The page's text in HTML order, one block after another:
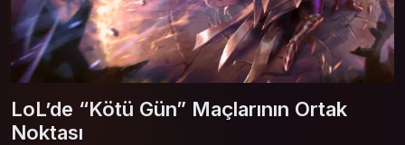
LoL’de “Kötü Gün” Maçlarının Ortak
Noktası